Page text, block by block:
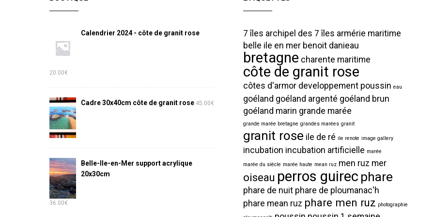
Calendrier 2024 - côte de granit rose
20.00€
Cadre 30x40cm côte de granit rose 45.00€
Belle-Ile-en-Mer support acrylique
20x30cm
36.00€
7 îles archipel des 7 îles armérie maritime
belle ile en mer benoit danieau
bretagne charente maritime
côte de granit rose
côtes d'armor developpement poussin eau
goéland goéland argenté goéland brun
goéland marin grande marée
grande marée bretagne grandes marées granit
granit rose ile de ré ile renote image gallery
incubation incubation artificielle marée
marée du siècle marée haute mean ruz men ruz mer
oiseau perros guirec phare
phare de nuit phare de ploumanac'h
phare mean ruz phare men ruz photographie